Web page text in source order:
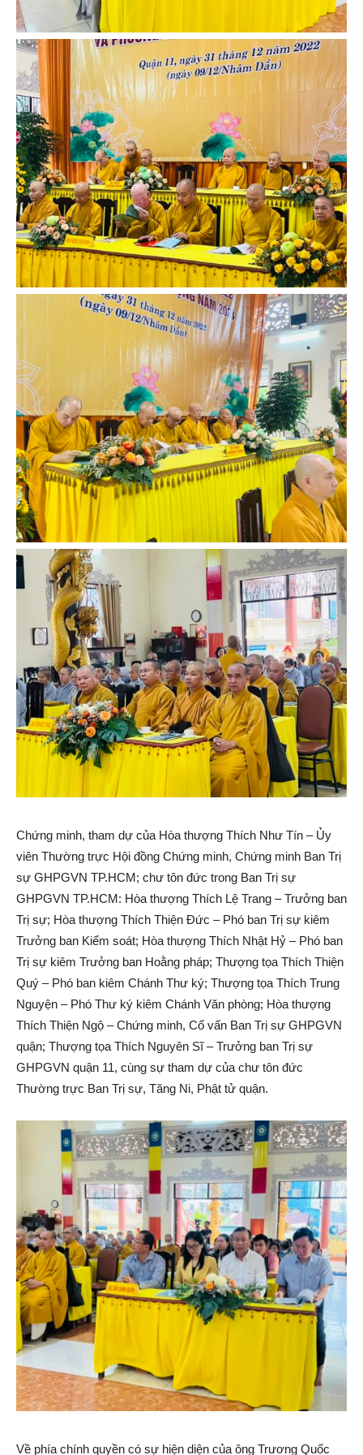
Chứng minh, tham dự của Hòa thượng Thích Như Tín – Ủy
viên Thường trực Hội đồng Chứng minh, Chứng minh Ban Trị
sự GHPGVN TP.HCM; chư tôn đức trong Ban Trị sự
GHPGVN TP.HCM: Hòa thượng Thích Lệ Trang – Trưởng ban
Trị sự; Hòa thượng Thích Thiện Đức – Phó ban Trị sự kiêm
Trưởng ban Kiểm soát; Hòa thượng Thích Nhật Hỷ – Phó ban
Trị sự kiêm Trưởng ban Hoằng pháp; Thượng tọa Thích Thiện
Quý – Phó ban kiêm Chánh Thư ký; Thượng tọa Thích Trung
Nguyện – Phó Thư ký kiêm Chánh Văn phòng; Hòa thượng
Thích Thiện Ngộ – Chứng minh, Cố vấn Ban Trị sự GHPGVN
quận; Thượng tọa Thích Nguyên Sĩ – Trưởng ban Trị sự
GHPGVN quận 11, cùng sự tham dự của chư tôn đức
Thường trực Ban Trị sự, Tăng Ni, Phật tử quận.
Về phía chính quyền có sự hiện diện của ông Trương Quốc